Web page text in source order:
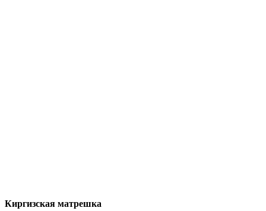
Киргизская матрешка